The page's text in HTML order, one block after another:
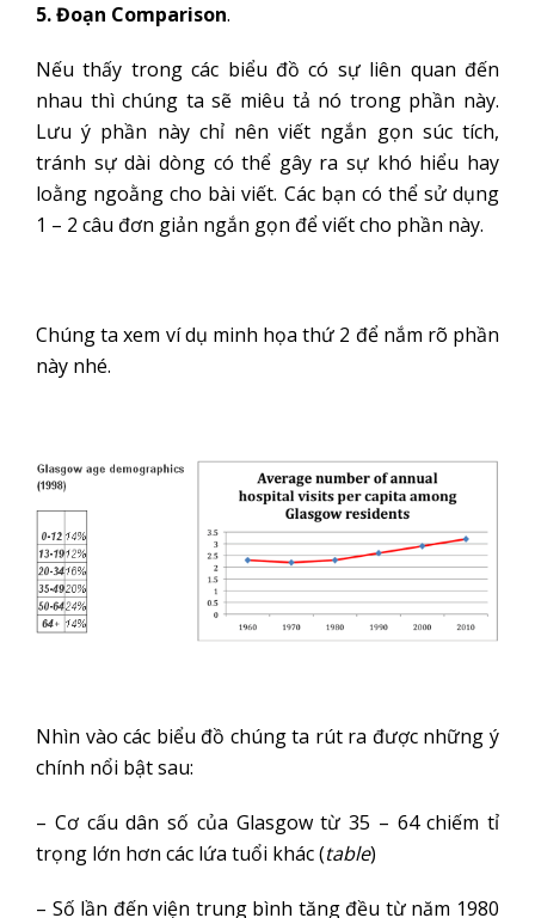
5. Đoạn Comparison.
Nếu thấy trong các biểu đồ có sự liên quan đến
nhau thì chúng ta sẽ miêu tả nó trong phần này.
Lưu ý phần này chỉ nên viết ngắn gọn súc tích,
tránh sự dài dòng có thể gây ra sự khó hiểu hay
loằng ngoằng cho bài viết. Các bạn có thể sử dụng
1 – 2 câu đơn giản ngắn gọn để viết cho phần này.
Chúng ta xem ví dụ minh họa thứ 2 để nắm rõ phần
này nhé.
Nhìn vào các biểu đồ chúng ta rút ra được những ý
chính nổi bật sau:
– Cơ cấu dân số của Glasgow từ 35 – 64 chiếm tỉ
trọng lớn hơn các lứa tuổi khác (table)
– Số lần đến viện trung bình tăng đều từ năm 1980